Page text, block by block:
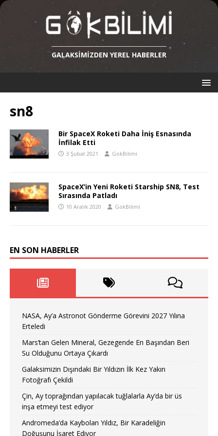
GALAKSIMIZDEN YEREL HABERLER
sn8
Bir SpaceX Roketi Daha İniş Esnasında
İnfilak Etti
3 Şubat 2021 GokBilimi
SpaceX’in Yeni Roketi Starship SN8, Test
Sırasında Patladı
10 Aralık 2020 GokBilimi
EN SON HABERLER
NASA, Ay’a Astronot Gönderme Görevini 2027 Yılına
Erteledi
Mars’tan Gelen Mineral, Gezegende En Başından Beri
Su Olduğunu Ortaya Çıkardı
Galaksimizin Dışındaki Bir Yıldızın İlk Kez Yakın
Fotoğrafı Çekildi
Çin, Ay toprağından yapılacak tuğlalarla Ay’da bir üs
inşa etmeyi test ediyor
Andromeda’da Kaybolan Yıldız, Bir Karadeliğin
Doğuşunu İşaret Ediyor